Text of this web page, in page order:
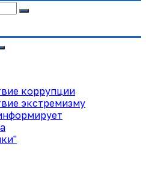
коррупции
экстремизму